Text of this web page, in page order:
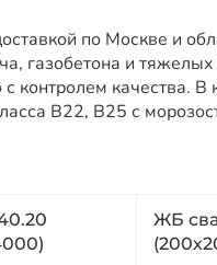
по Москве и
газобетона и
контролем качества.
В22, В25 с
ЖБ